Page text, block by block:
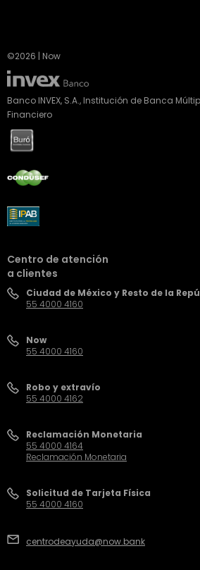
©2026 | Now
Banco INVEX, S.A., Institución de Banca
Financiero
Centro de atención
a clientes
Ciudad de México y Resto de la
55 4000 4160
Now
55 4000 4160
Robo y extravío
55 4000 4162
Reclamación Monetaria
55 4000 4164
Reclamación Monetaria
Solicitud de Tarjeta Física
55 4000 4160
centrodeayuda@now.bank